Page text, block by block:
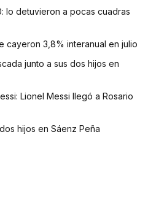
lo detuvieron a pocas cuadras
cayeron 3,8% interanual en julio
junto a sus dos hijos en
Lionel Messi llegó a Rosario
hijos en Sáenz Peña